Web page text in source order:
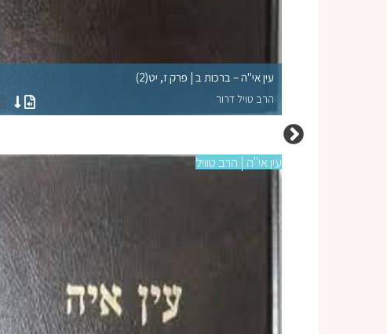
עין אי"ה – ברכות ב | פרק ז, יט(2)
הרב טויל דרור
עין אי"ה | הרב טוויל